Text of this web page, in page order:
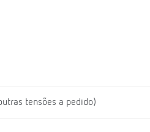
tensões a pedido)